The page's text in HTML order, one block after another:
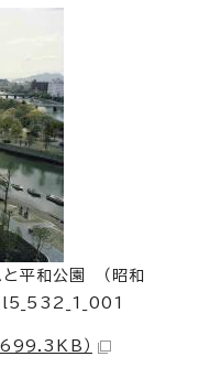
平和公園 （昭和
）